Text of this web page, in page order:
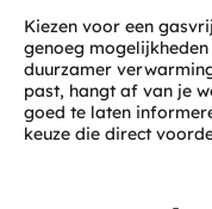
Kiezen voor een
genoeg
duurzamer
past, hangt af van je
goed te laten
keuze die direct